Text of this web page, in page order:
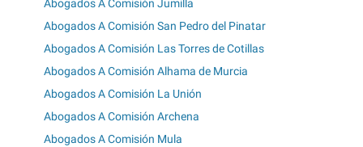
Abogados A Comisión Jumilla
Abogados A Comisión San Pedro del Pinatar
Abogados A Comisión Las Torres de Cotillas
Abogados A Comisión Alhama de Murcia
Abogados A Comisión La Unión
Abogados A Comisión Archena
Abogados A Comisión Mula